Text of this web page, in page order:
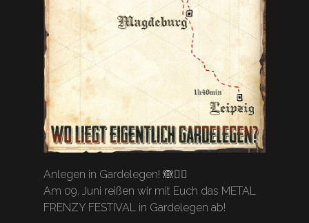
Anlegen in Gardelegen! 🙈🏴‍☠️
Am 09. Juni reißen wir mit Euch das METAL
FRENZY FESTIVAL in Gardelegen ab!